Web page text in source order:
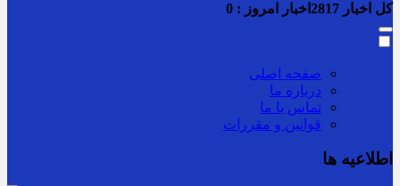
کل اخبار اخبار امروز : 0
صفحه اصلی
درباره ما
تماس با ما
قوانین و مقررات
اطلاعیه ها